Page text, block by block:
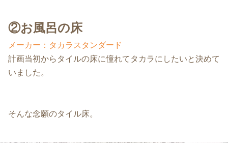
②お風呂の床
メーカー：タカラスタンダード
計画当初からタイルの床に憧れてタカラにしたいと決めて
いました。
そんな念願のタイル床。